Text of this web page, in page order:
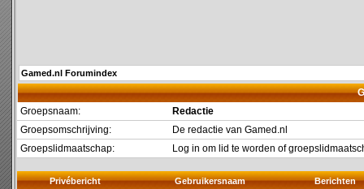
Gamed.nl Forumindex
Groepsnaam:
Redactie
Groepsomschrijving:
De redactie van Gamed.nl
Groepslidmaatschap:
Log in om lid te worden of
Privébericht Gebruikersnaam Berichten